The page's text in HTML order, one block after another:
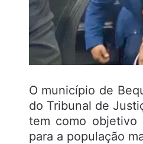
O município de
do Tribunal de
tem como objetivo
para a população